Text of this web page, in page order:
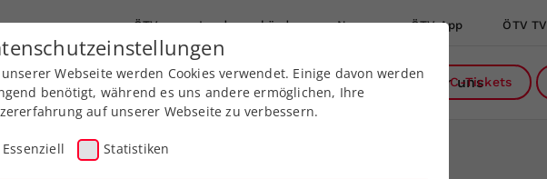
ÖTV Landesverbände News ÖTV App ÖTV TV
Leistungssport Ausbildung Services Über uns
DC-Tickets
Webseite werden Cookies verwendet. Einige davon werden
benötigt, während es uns andere ermöglichen, Ihre
auf unserer Webseite zu verbessern.
Essenziell Statistiken